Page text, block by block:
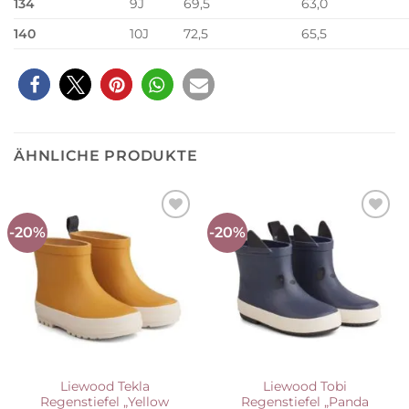
134 9J 69,5
63,0
140
10J 72,5 65,5
ÄHNLICHE PRODUKTE
-20%
Wunschliste
Liewood Tekla
Regenstiefel „Yellow
-20%
Wunschliste
Liewood Tobi
Regenstiefel „Panda